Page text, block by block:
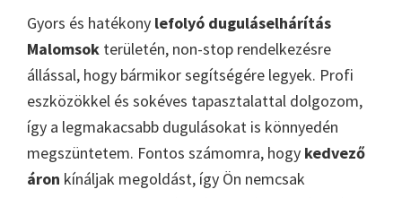
Gyors és hatékony lefolyó duguláselhárítás
Malomsok területén, non-stop rendelkezésre
állással, hogy bármikor segítségére legyek. Profi
eszközökkel és sokéves tapasztalattal dolgozom,
így a legmakacsabb dugulásokat is könnyedén
megszüntetem. Fontos számomra, hogy kedvező
áron kínáljak megoldást, így Ön nemcsak